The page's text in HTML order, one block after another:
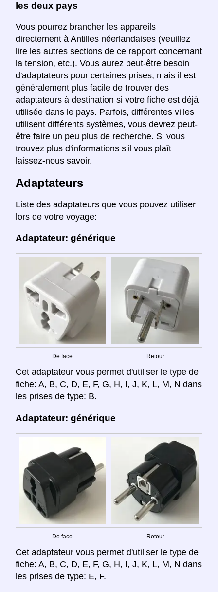
les deux pays
Vous pourrez brancher les appareils
directement à Antilles néerlandaises (veuillez
lire les autres sections de ce rapport concernant
la tension, etc.). Vous aurez peut-être besoin
d'adaptateurs pour certaines prises, mais il est
généralement plus facile de trouver des
adaptateurs à destination si votre fiche est déjà
utilisée dans le pays. Parfois, différentes villes
utilisent différents systèmes, vous devrez peut-
être faire un peu plus de recherche. Si vous
trouvez plus d'informations s'il vous plaît
laissez-nous savoir.
Adaptateurs
Liste des adaptateurs que vous pouvez utiliser
lors de votre voyage:
Adaptateur: générique
De face Retour
Cet adaptateur vous permet d'utiliser le type de
fiche: A, B, C, D, E, F, G, H, I, J, K, L, M, N dans
les prises de type: B.
Adaptateur: générique
De face Retour
Cet adaptateur vous permet d'utiliser le type de
fiche: A, B, C, D, E, F, G, H, I, J, K, L, M, N dans
les prises de type: E, F.